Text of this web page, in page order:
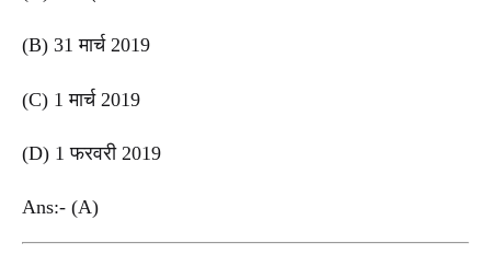
(B) 31 मार्च 2019
(C) 1 मार्च 2019
(D) 1 फरवरी 2019
Ans:- (A)